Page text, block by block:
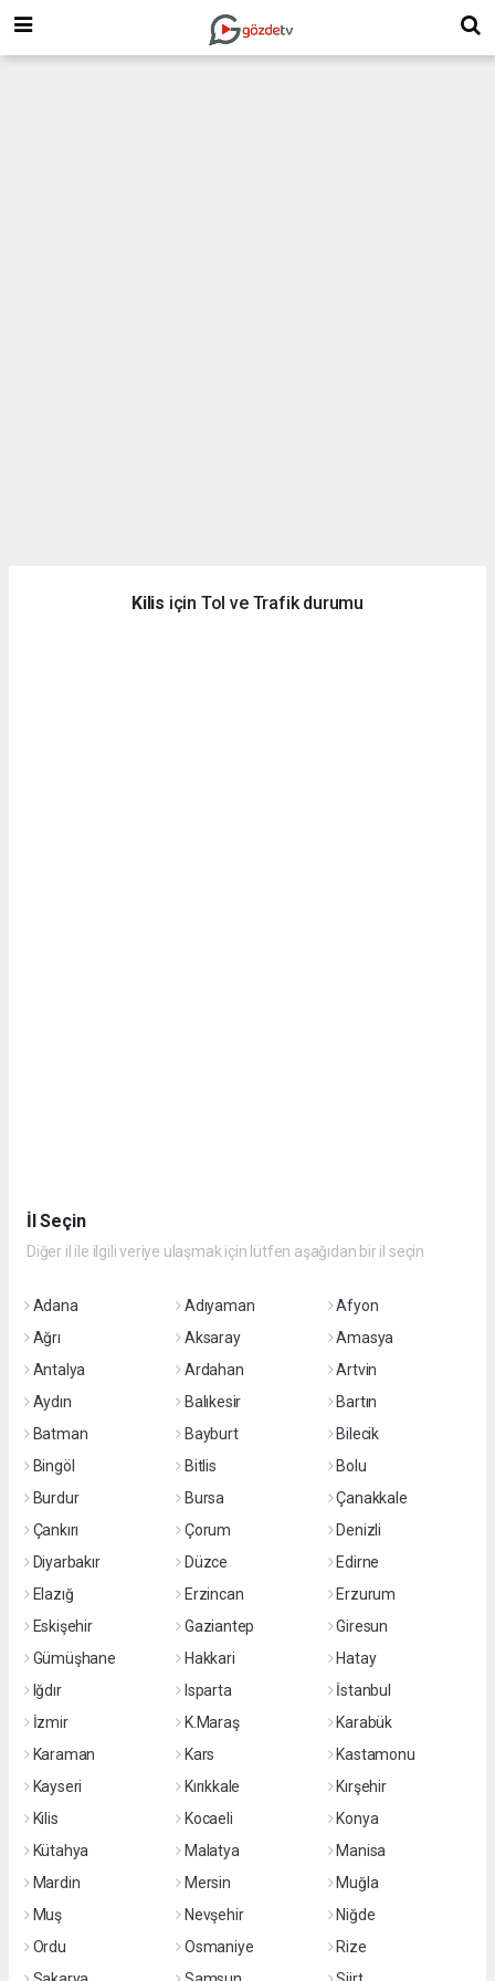
Kilis için Tol ve Trafik durumu
İl Seçin
Diğer il ile ilgili veriye ulaşmak için lütfen aşağıdan bir il seçin
Adana Adıyaman
Afyon
Ağrı
Aksaray
Amasya
Antalya
Ardahan
Artvin
Aydın
Balıkesir
Bartın
Batman
Bayburt
Bilecik
Bingöl
Bitlis
Bolu
Burdur
Bursa
Çanakkale
Çankırı
Çorum
Denizli
Diyarbakır
Düzce
Edirne
Elazığ
Erzincan
Erzurum
Eskişehir
Gaziantep
Giresun
Gümüşhane
Hakkari
Hatay
Iğdır
Isparta
İstanbul
İzmir
K.Maraş
Karabük
Karaman
Kars
Kastamonu
Kayseri
Kırıkkale
Kırşehir
Kilis
Kocaeli
Konya
Kütahya
Malatya
Manisa
Mardin
Mersin
Muğla
Muş
Nevşehir
Niğde
Ordu
Osmaniye
Rize